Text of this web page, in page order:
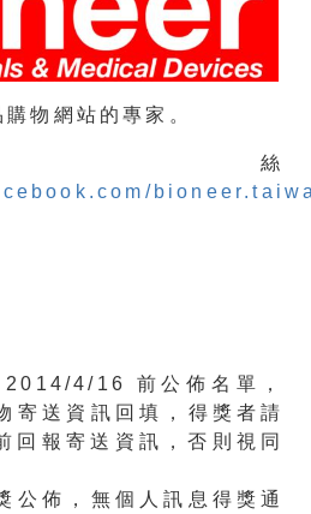
物網站的專家。
絲
4/16 前公佈名單，
寄送資訊回填，得獎者請
回報寄送資訊，否則視同
公佈，無個人訊息得獎通